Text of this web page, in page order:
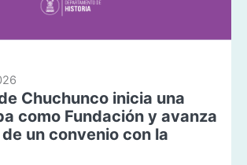
Chuchunco inicia una
como Fundación y avanza
un convenio con la